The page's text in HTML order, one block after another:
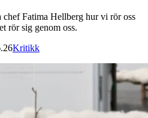
Fatima Hellberg hur vi rör oss
rör sig genom oss.
Kritikk